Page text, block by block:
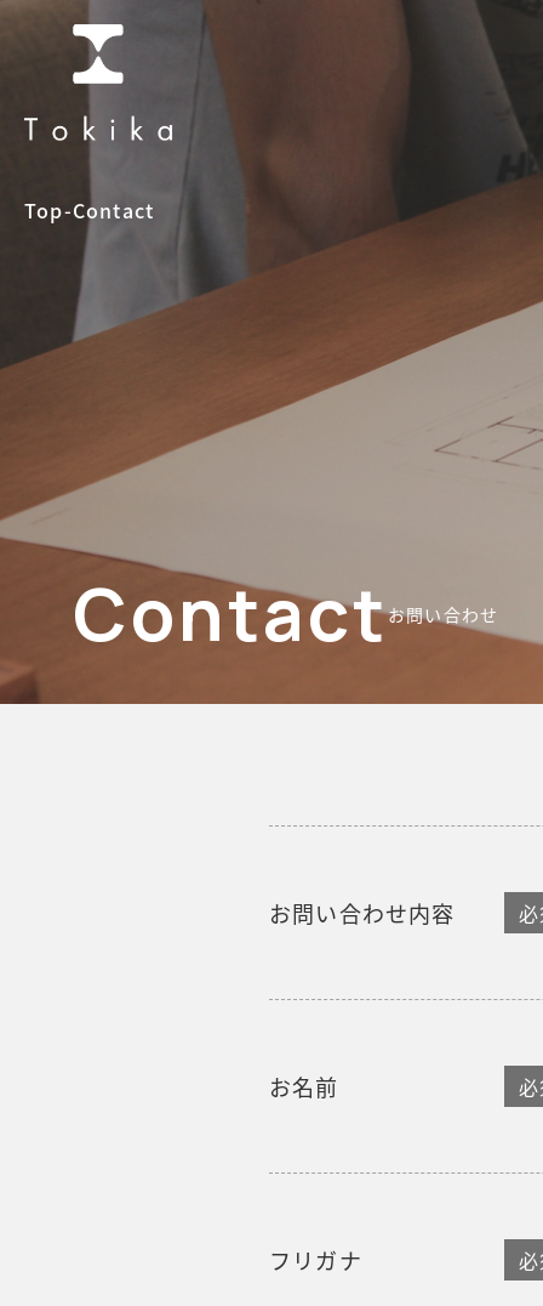
Top-Contact
Contactお問い合わせ
お問い合わせ内容
お名前
フリガナ